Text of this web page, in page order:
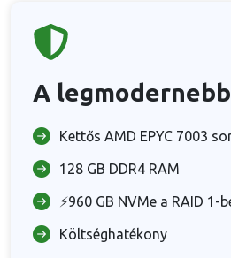
A legmodernebb
Kettős AMD EPYC 7003
128 GB DDR4 RAM
⚡960 GB NVMe a RAID 1-
Költséghatékony